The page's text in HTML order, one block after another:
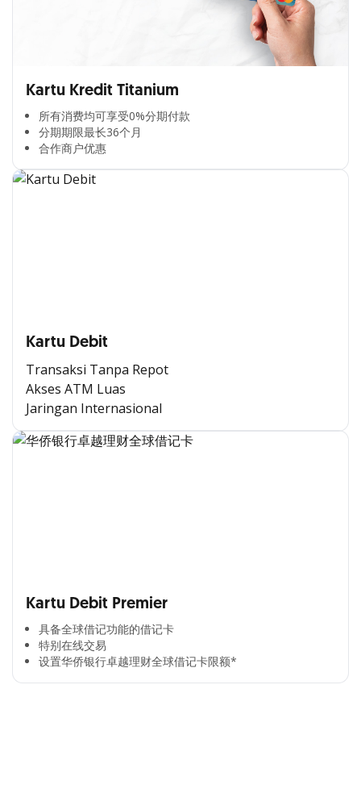
Kartu Kredit Titanium
所有消费均可享受0%分期付款​
分期期限最长36个月​
合作商户优惠​
Kartu Debit
Transaksi Tanpa Repot
Akses ATM Luas
Jaringan Internasional
Kartu Debit Premier
具备全球借记功能的借记卡​
特别在线交易​
设置华侨银行卓越理财全球借记卡限额*​
Cross Selling Banner Global